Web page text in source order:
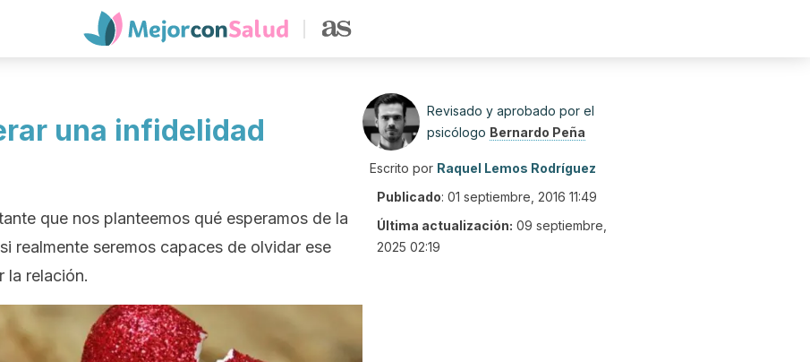
una infidelidad
que nos planteemos qué esperamos de la
realmente seremos capaces de olvidar ese
la relación.
Revisado y aprobado por el
psicólogo Bernardo Peña
Escrito por Raquel Lemos Rodríguez
Publicado: 01 septiembre, 2016 11:49
Última actualización: 09 septiembre,
2025 02:19